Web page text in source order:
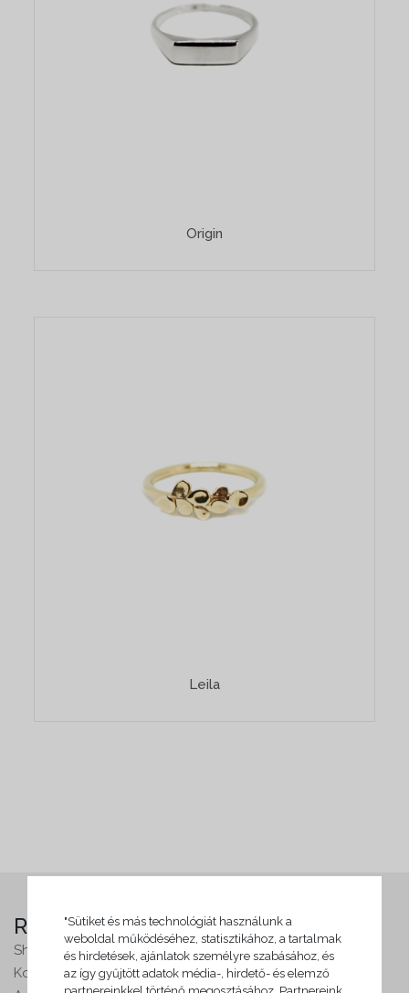
Origin
Leila
Rólam
Shop
Kollekciók
"Sütiket és más technológiát használunk a
weboldal működéséhez, statisztikához, a tartalmak
és hirdetések, ajánlatok személyre szabásához, és
az így gyűjtött adatok média-, hirdető- és elemző